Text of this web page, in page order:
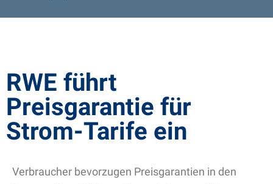
RWE führt
Preisgarantie für
Strom-Tarife ein
Verbraucher bevorzugen Preisgarantien in den